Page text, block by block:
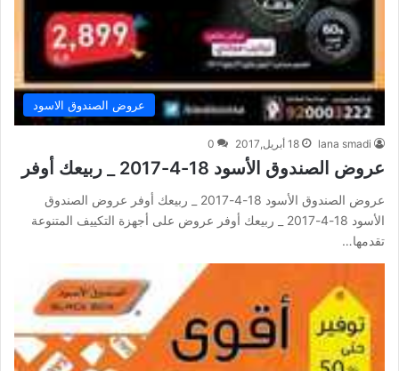
عروض الصندوق الاسود
lana smadi 18 أبريل,2017 0
عروض الصندوق الأسود 18-4-2017 _ ربيعك أوفر
عروض الصندوق الأسود 18-4-2017 _ ربيعك أوفر عروض الصندوق
الأسود 18-4-2017 _ ربيعك أوفر عروض على أجهزة التكييف المتنوعة
تقدمها…